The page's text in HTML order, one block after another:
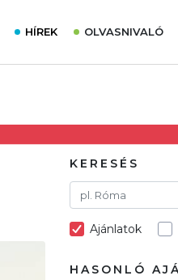
HÍREK OLVASNIVALÓ
Utazómajom –
KERESÉS
Ajánlatok
HASONLÓ